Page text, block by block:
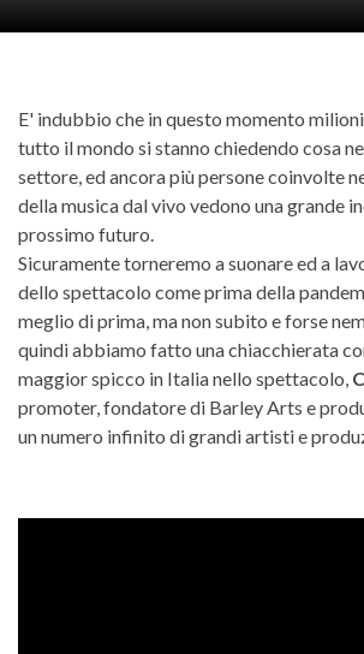
E' indubbio che in questo momento
tutto il mondo si stanno chiedendo cosa
settore, ed ancora più persone coinvolte
della musica dal vivo vedono una grande
prossimo futuro.
Sicuramente torneremo a suonare ed a
dello spettacolo come prima della
meglio di prima, ma non subito e forse
quindi abbiamo fatto una chiacchierata
maggior spicco in Italia nello spettacolo,
promoter, fondatore di Barley Arts e
un numero infinito di grandi artisti e